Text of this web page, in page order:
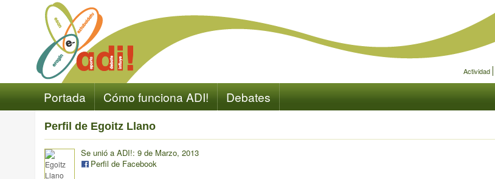
Actividad
Portada Cómo funciona ADI! Debates
Perfil de Egoitz Llano
Se unió a ADI!: 9 de Marzo, 2013
Perfil de Facebook